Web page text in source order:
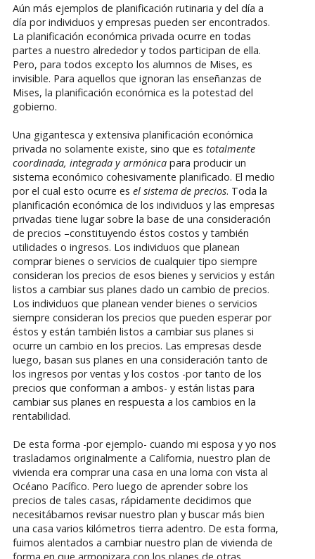
Aún más ejemplos de planificación rutinaria y del día a
día por individuos y empresas pueden ser encontrados.
La planificación económica privada ocurre en todas
partes a nuestro alrededor y todos participan de ella.
Pero, para todos excepto los alumnos de Mises, es
invisible. Para aquellos que ignoran las enseñanzas de
Mises, la planificación económica es la potestad del
gobierno.
Una gigantesca y extensiva planificación económica
privada no solamente existe, sino que es totalmente
coordinada, integrada y armónicapara producir un
sistema económico cohesivamente planificado. El medio
por el cual esto ocurre es el sistema de precios. Toda la
planificación económica de los individuos y las empresas
privadas tiene lugar sobre la base de una consideración
de precios –constituyendo éstos costos y también
utilidades o ingresos. Los individuos que planean
comprar bienes o servicios de cualquier tipo siempre
consideran los precios de esos bienes y servicios y están
listos a cambiar sus planes dado un cambio de precios.
Los individuos que planean vender bienes o servicios
siempre consideran los precios que pueden esperar por
éstos y están también listos a cambiar sus planes si
ocurre un cambio en los precios. Las empresas desde
luego, basan sus planes en una consideración tanto de
los ingresos por ventas y los costos -por tanto de los
precios que conforman a ambos- y están listas para
cambiar sus planes en respuesta a los cambios en la
rentabilidad.
De esta forma -por ejemplo- cuando mi esposa y yo nos
trasladamos originalmente a California, nuestro plan de
vivienda era comprar una casa en una loma con vista al
Océano Pacífico. Pero luego de aprender sobre los
precios de tales casas, rápidamente decidimos que
necesitábamos revisar nuestro plan y buscar más bien
una casa varios kilómetros tierra adentro. De esta forma,
fuimos alentados a cambiar nuestro plan de vivienda de